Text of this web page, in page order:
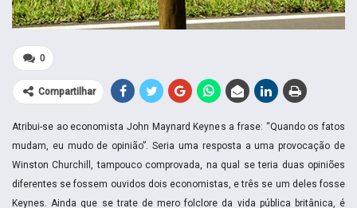
0
Compartilhar
Atribui-se ao economista John Maynard Keynes a frase: “Quando os fatos
mudam, eu mudo de opinião”. Seria uma resposta a uma provocação de
Winston Churchill, tampouco comprovada, na qual se teria duas opiniões
diferentes se fossem ouvidos dois economistas, e três se um deles fosse
Keynes. Ainda que se trate de mero folclore da vida pública britânica, é